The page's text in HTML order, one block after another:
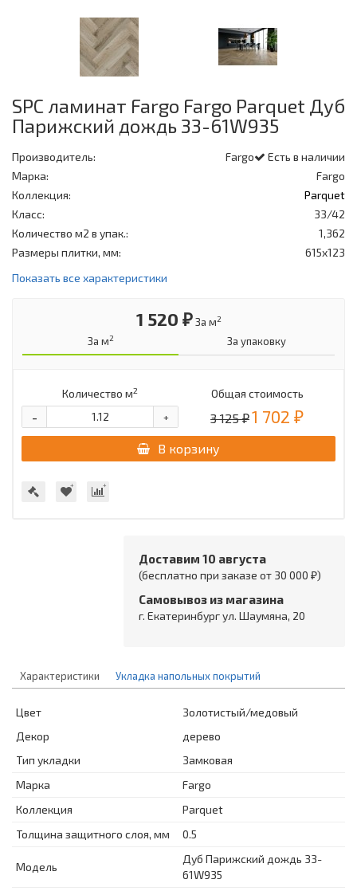
SPC ламинат Fargo Fargo Parquet Дуб
Парижский дождь 33-61W935
Есть в наличии
Производитель:
Fargo
Марка:
Fargo
Коллекция:
Parquet
Класс:
33/42
Количество м2 в упак.:
1,362
Размеры плитки, мм:
615x123
Показать все характеристики
1 520 ₽ За м2
За м2 За упаковку
Количество м2
+
-
Общая стоимость
3 125 ₽1 702 ₽
В корзину
Доставим 10 августа
(бесплатно при заказе от 30 000 ₽)
Самовывоз из магазина
г. Екатеринбург ул. Шаумяна, 20
Характеристики Укладка напольных покрытий
Цвет
Золотистый/медовый
Декор
дерево
Тип укладки
Замковая
Марка
Fargo
Коллекция
Parquet
Толщина защитного слоя, мм
0.5
Модель
Дуб Парижский дождь 33-
61W935